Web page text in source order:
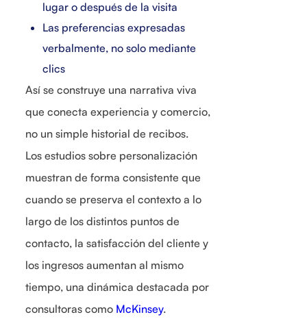
lugar o después de la visita
Las preferencias expresadas
verbalmente, no solo mediante
clics
Así se construye una narrativa viva
que conecta experiencia y comercio,
no un simple historial de recibos.
Los estudios sobre personalización
muestran de forma consistente que
cuando se preserva el contexto a lo
largo de los distintos puntos de
contacto, la satisfacción del cliente y
los ingresos aumentan al mismo
tiempo, una dinámica destacada por
consultoras como McKinsey.